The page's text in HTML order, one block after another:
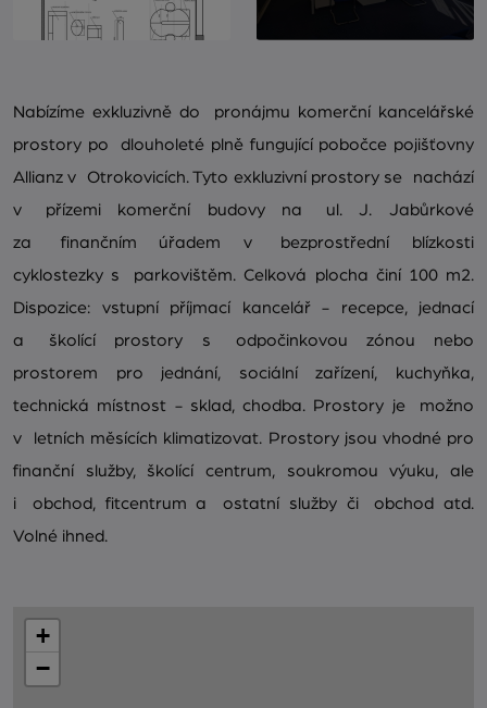
Nabízíme exkluzivně do pronájmu komerční kancelářské
prostory po dlouholeté plně fungující pobočce pojišťovny
Allianz v Otrokovicích. Tyto exkluzivní prostory se nachází
v přízemi komerční budovy na ul. J. Jabůrkové
za finančním úřadem v bezprostřední blízkosti
cyklostezky s parkovištěm. Celková plocha činí 100 m2.
Dispozice: vstupní příjmací kancelář - recepce, jednací
a školící prostory s odpočinkovou zónou nebo
prostorem pro jednání, sociální zařízení, kuchyňka,
technická místnost - sklad, chodba. Prostory je možno
v letních měsících klimatizovat. Prostory jsou vhodné pro
finanční služby, školící centrum, soukromou výuku, ale
i obchod, fitcentrum a ostatní služby či obchod atd.
Volné ihned.
+
−